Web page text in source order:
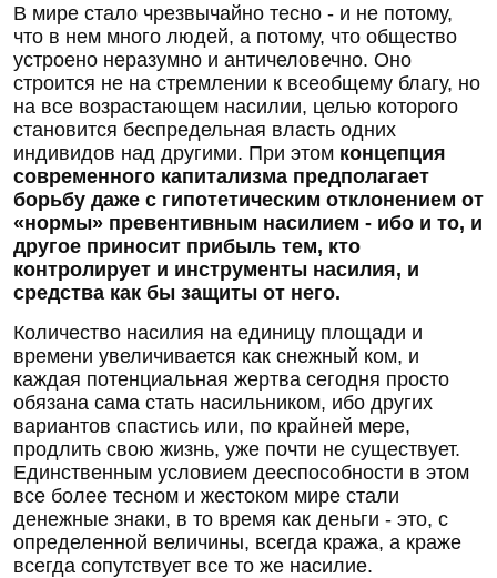
В мире стало чрезвычайно тесно - и не потому,
что в нем много людей, а потому, что общество
устроено неразумно и античеловечно. Оно
строится не на стремлении к всеобщему благу, но
на все возрастающем насилии, целью которого
становится беспредельная власть одних
индивидов над другими. При этом концепция
современного капитализма предполагает
борьбу даже с гипотетическим отклонением от
«нормы» превентивным насилием - ибо и то, и
другое приносит прибыль тем, кто
контролирует и инструменты насилия, и
средства как бы защиты от него.
Количество насилия на единицу площади и
времени увеличивается как снежный ком, и
каждая потенциальная жертва сегодня просто
обязана сама стать насильником, ибо других
вариантов спастись или, по крайней мере,
продлить свою жизнь, уже почти не существует.
Единственным условием дееспособности в этом
все более тесном и жестоком мире стали
денежные знаки, в то время как деньги - это, с
определенной величины, всегда кража, а краже
всегда сопутствует все то же насилие.